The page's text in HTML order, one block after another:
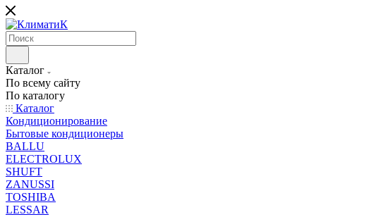
Каталог
По всему сайту
По каталогу
Каталог
Кондиционирование
Бытовые кондиционеры
BALLU
ELECTROLUX
SHUFT
ZANUSSI
TOSHIBA
LESSAR